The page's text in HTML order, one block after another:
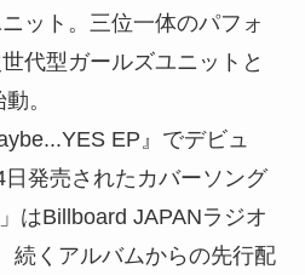
ット。三位一体のパフォ
代型ガールズユニットと
。
EP』でデビュ
発売されたカバーソング
はBillboard JAPANラジオ
続くアルバムからの先行配